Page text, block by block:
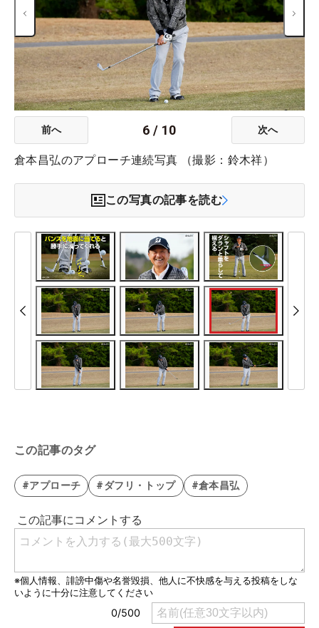
前へ 6 / 10 次へ
倉本昌弘のアプローチ連続写真 （撮影：鈴木祥）
この写真の記事を読む
この記事のタグ
#アプローチ #ダフリ・トップ #倉本昌弘